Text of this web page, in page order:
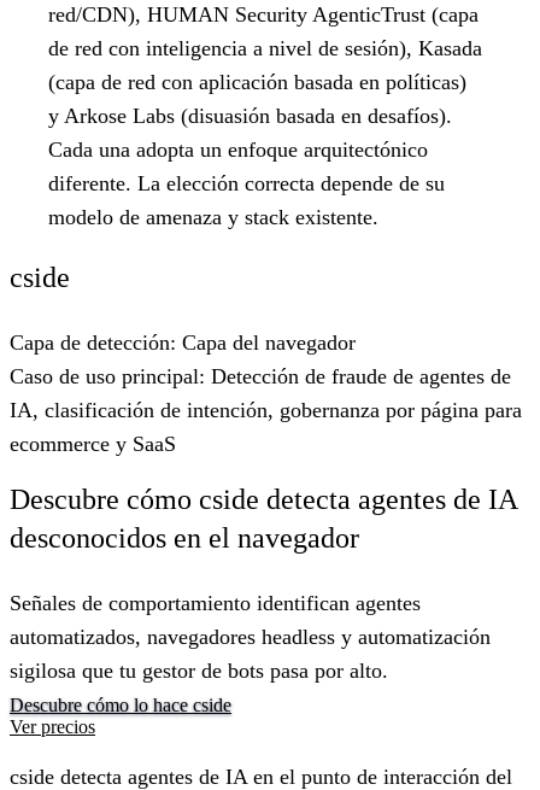
red/CDN), HUMAN Security AgenticTrust (capa
de red con inteligencia a nivel de sesión), Kasada
(capa de red con aplicación basada en políticas)
y Arkose Labs (disuasión basada en desafíos).
Cada una adopta un enfoque arquitectónico
diferente. La elección correcta depende de su
modelo de amenaza y stack existente.
cside
Capa de detección: Capa del navegador
Caso de uso principal: Detección de fraude de agentes de
IA, clasificación de intención, gobernanza por página para
ecommerce y SaaS
Descubre cómo cside detecta agentes de IA
desconocidos en el navegador
Señales de comportamiento identifican agentes
automatizados, navegadores headless y automatización
sigilosa que tu gestor de bots pasa por alto.
Descubre cómo lo hace cside
Ver precios
cside detecta agentes de IA en el punto de interacción del